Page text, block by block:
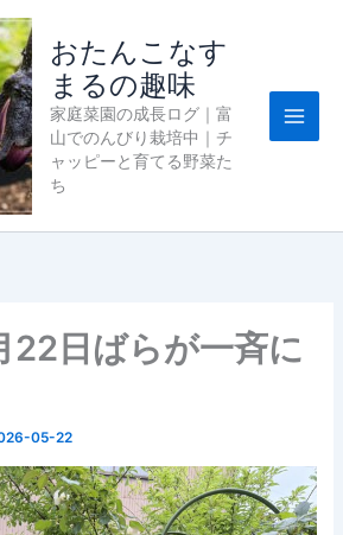
おたんこなす
まるの趣味
家庭菜園の成長ログ｜富
山でのんびり栽培中｜チ
ャッピーと育てる野菜た
ち
日ばらが一斉に
05-22